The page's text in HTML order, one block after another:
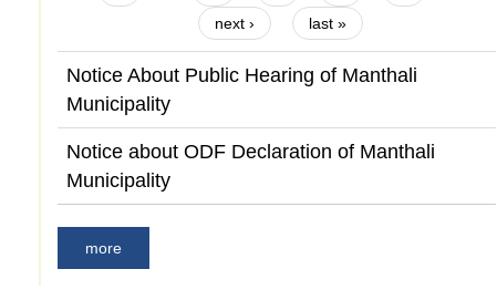
next ›
last »
Notice About Public Hearing of Manthali
Municipality
Notice about ODF Declaration of Manthali
Municipality
more